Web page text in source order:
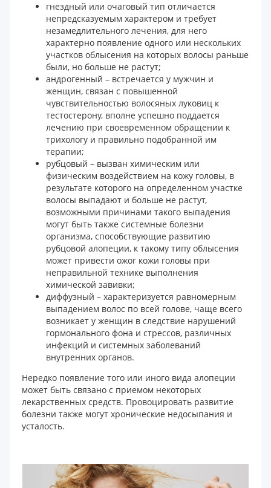
гнездный или очаговый тип отличается
непредсказуемым характером и требует
незамедлительного лечения, для него
характерно появление одного или нескольких
участков облысения на которых волосы раньше
были, но больше не растут;
андрогенный – встречается у мужчин и
женщин, связан с повышенной
чувствительностью волосяных луковиц к
тестостерону, вполне успешно поддается
лечению при своевременном обращении к
трихологу и правильно подобранной им
терапии;
рубцовый – вызван химическим или
физическим воздействием на кожу головы, в
результате которого на определенном участке
волосы выпадают и больше не растут,
возможными причинами такого выпадения
могут быть также системные болезни
организма, способствующие развитию
рубцовой алопеции, к такому типу облысения
может привести ожог кожи головы при
неправильной технике выполнения
химической завивки;
диффузный – характеризуется равномерным
выпадением волос по всей голове, чаще всего
возникает у женщин в следствие нарушений
гормонального фона и стрессов, различных
инфекций и системных заболеваний
внутренних органов.
Нередко появление того или иного вида алопеции
может быть связано с приемом некоторых
лекарственных средств. Провоцировать развитие
болезни также могут хронические недосыпания и
усталость.